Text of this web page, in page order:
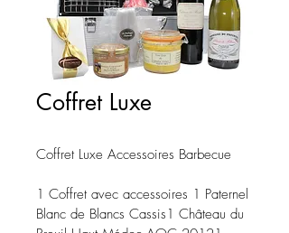
Coffret Luxe
Coffret Luxe Accessoires Barbecue
1 Coffret avec accessoires 1 Paternel
Blanc de Blancs Cassis 1 Château du